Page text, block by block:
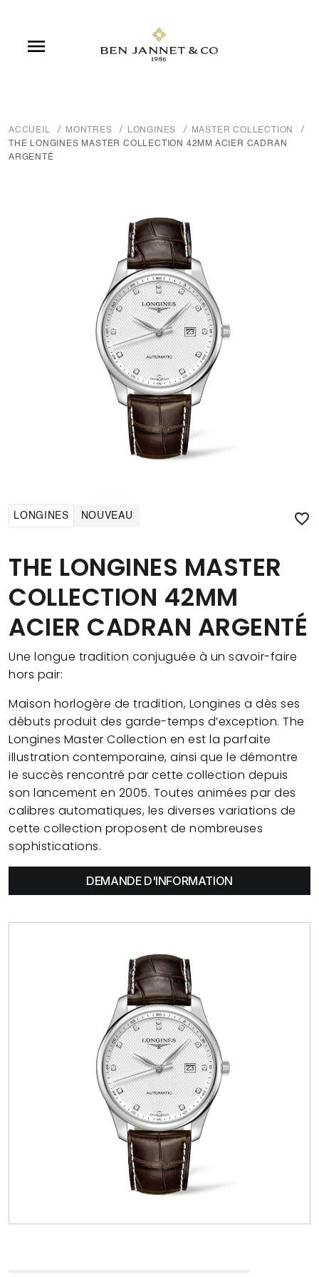

ACCUEIL MONTRES LONGINES
MASTER COLLECTION
THE LONGINES MASTER COLLECTION 42MM ACIER CADRAN
ARGENTÉ
LONGINES NOUVEAU 
THE LONGINES MASTER
COLLECTION 42MM
ACIER CADRAN ARGENTÉ
Une longue tradition conjuguée à un savoir-faire
hors pair:
Maison horlogère de tradition, Longines a dès ses
débuts produit des garde-temps d’exception. The
Longines Master Collection en est la parfaite
illustration contemporaine, ainsi que le démontre
le succès rencontré par cette collection depuis
son lancement en 2005. Toutes animées par des
calibres automatiques, les diverses variations de
cette collection proposent de nombreuses
sophistications.
DEMANDE D'INFORMATION